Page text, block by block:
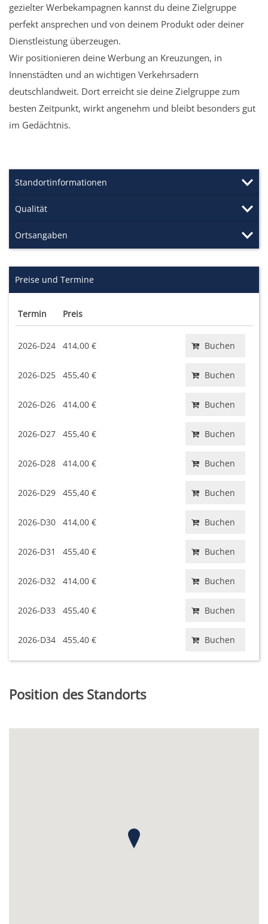
gezielter Werbekampagnen kannst du deine Zielgruppe
perfekt ansprechen und von deinem Produkt oder deiner
Dienstleistung überzeugen.
Wir positionieren deine Werbung an Kreuzungen, in
Innenstädten und an wichtigen Verkehrsadern
deutschlandweit. Dort erreicht sie deine Zielgruppe zum
besten Zeitpunkt, wirkt angenehm und bleibt besonders gut
im Gedächtnis.
Standortinformationen
Qualität
Ortsangaben
Preise und Termine
Termin Preis
2026-D24 414,00 € Buchen
2026-D25 455,40 € Buchen
2026-D26 414,00 € Buchen
2026-D27 455,40 € Buchen
2026-D28 414,00 € Buchen
2026-D29 455,40 € Buchen
2026-D30 414,00 € Buchen
2026-D31 455,40 € Buchen
2026-D32 414,00 € Buchen
2026-D33 455,40 € Buchen
2026-D34 455,40 € Buchen
Position des Standorts